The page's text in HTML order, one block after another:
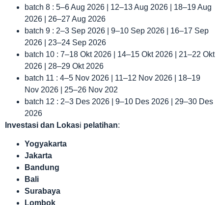
batch 8 : 5–6 Aug 2026 | 12–13 Aug 2026 | 18–19 Aug
2026 | 26–27 Aug 2026
batch 9 : 2–3 Sep 2026 | 9–10 Sep 2026 | 16–17 Sep
2026 | 23–24 Sep 2026
batch 10 : 7–18 Okt 2026 | 14–15 Okt 2026 | 21–22 Okt
2026 | 28–29 Okt 2026
batch 11 : 4–5 Nov 2026 | 11–12 Nov 2026 | 18–19
Nov 2026 | 25–26 Nov 202
batch 12 : 2–3 Des 2026 | 9–10 Des 2026 | 29–30 Des
2026
Investasi dan Lokasi pelatihan:
Yogyakarta
Jakarta
Bandung
Bali
Surabaya
Lombok